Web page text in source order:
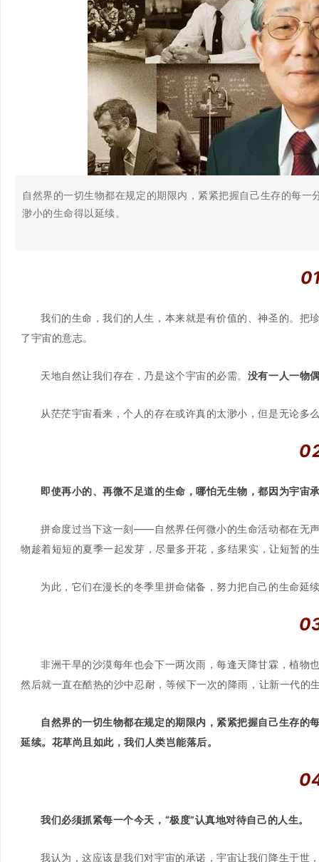
自然界的一切生物都在规定的期限内，紧紧把握自己生存的每一
渺小的生命得以延续。
我们的生命，我们的人生，本来就是有价值的、神圣的。把
了宇宙的意志。
天地自然让我们存在，乃是这个宇宙的必需。 没有一人一物
从茫茫宇宙看来，个人的存在或许真的太渺小，但是无论多
即使再小的、再微不足道的生命，哪怕无生物，都因为宇宙
拼命度过当下这一刻——自然界任何微小的生命活动都在无
物趁着短短的夏季一起发芽，尽量多开花，多结果实，让短暂的
为此，它们在漫长的冬季里拼命储备，努力把自己的生命延
非洲干旱的沙漠每年也会下一两次雨，每逢天降甘霖，植物
然后就一直在酷热的沙中忍耐，等候下一次的降雨，让新一代的
自然界的一切生物都在规定的期限内，紧紧把握自己生存的
延续。 花草尚且如此，我们人类岂能落后。
我们必须抓紧每一个今天，“极度”认真地对待自己的人生。
我认为，这应该是我们对宇宙的承诺，宇宙让我们降生于世